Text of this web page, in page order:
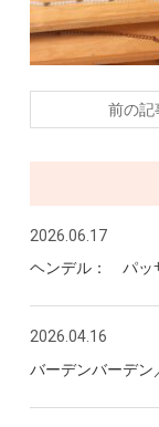
前の記
2026.06.17
ヘンデル： パッ
2026.04.16
バーデンバーデン